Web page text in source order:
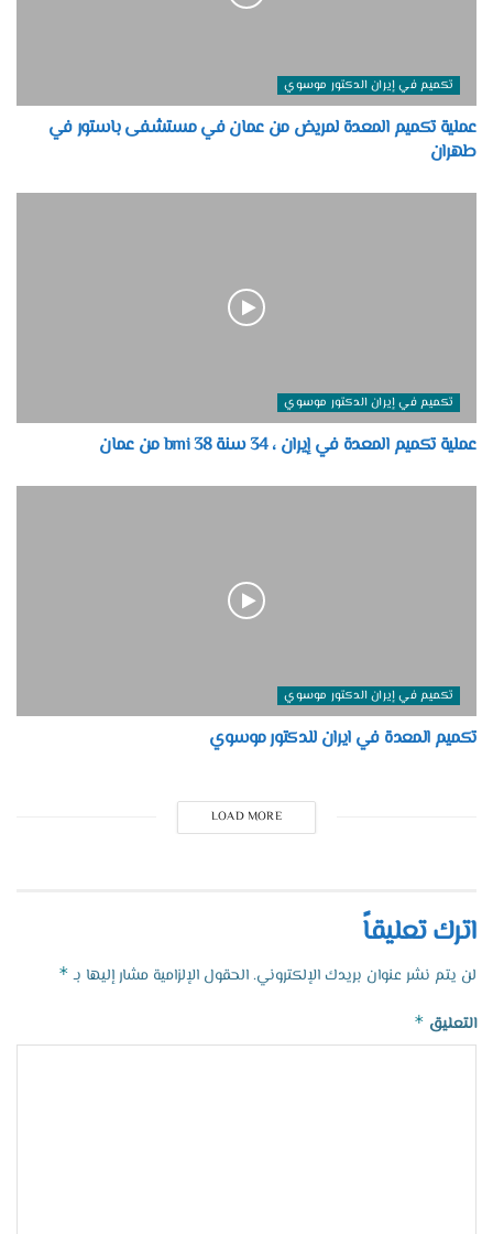
تكميم في إيران الدكتور موسوي
عملية تكميم المعدة لمريض من عمان في مستشفى باستور في
طهران
تكميم في إيران الدكتور موسوي
عملية تكميم المعدة في إيران ، 34 سنة bmi 38 من عمان
تكميم في إيران الدكتور موسوي
تكميم المعدة في ايران للدكتور موسوي
LOAD MORE
اترك تعليقاً
لن يتم نشر عنوان بريدك الإلكتروني.الحقول الإلزامية مشار إليها بـ *
التعليق *